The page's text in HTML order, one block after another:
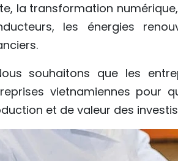
la transformation
les énergies
souhaitons que les
vietnamiennes pour
et de valeur des